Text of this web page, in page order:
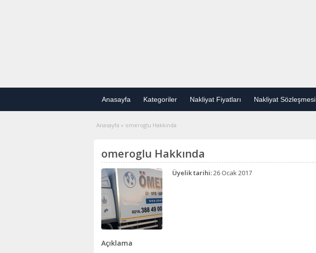
Anasayfa Kategoriler Nakliyat Fiyatları Nakliyat Sözleşmesi
Anasayfa » omeroglu Hakkında
omeroglu Hakkında
Üyelik tarihi:26 Ocak 2017
Açıklama